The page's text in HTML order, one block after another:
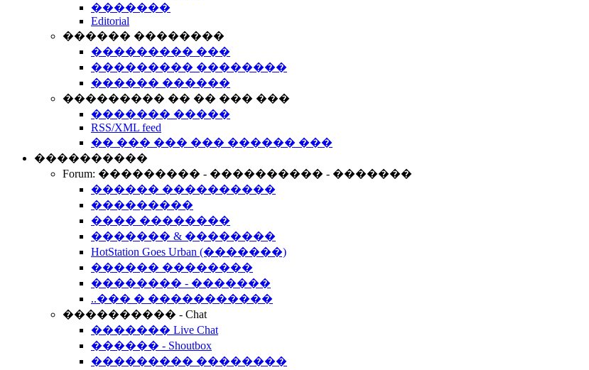
�������
Editorial
������ ��������
��������� ���
��������� ��������
������ ������
��������� �� �� ��� ���
������� �����
RSS/XML feed
�� ��� ��� ��� ������ ���
����������
Forum: ��������� - ���������� - �������
������ ����������
���������
���� ��������
������� & ��������
HotStation Goes Urban (�������)
������ ��������
�������� - �������
..��� � �����������
���������� - Chat
������� Live Chat
������ - Shoutbox
��������� ��������